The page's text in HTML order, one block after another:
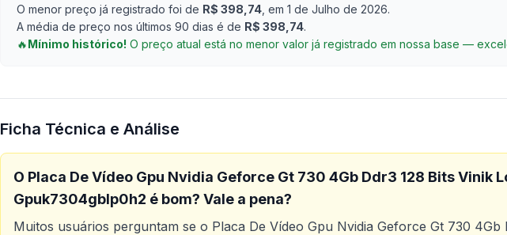
O menor preço já registrado foi de R$ 398,74 , em 1 de Julho de 2026.
A média de preço nos últimos 90 dias é de R$ 398,74.
🔥Mínimo histórico! O preço atual está no menor valor já registrado em nossa base —
Ficha Técnica e Análise
O Placa De Vídeo Gpu Nvidia Geforce Gt 730 4Gb Ddr3 128 Bits Vinik
Gpuk7304gblp0h2 é bom? Vale a pena?
Muitos usuários perguntam se o Placa De Vídeo Gpu Nvidia Geforce Gt 730